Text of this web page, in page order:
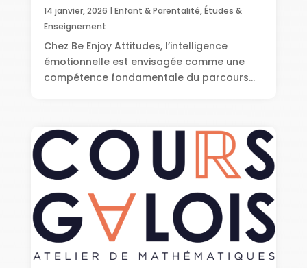
14 janvier, 2026 | Enfant & Parentalité,Études &
Enseignement
Chez Be Enjoy Attitudes, l’intelligence
émotionnelle est envisagée comme une
compétence fondamentale du parcours...